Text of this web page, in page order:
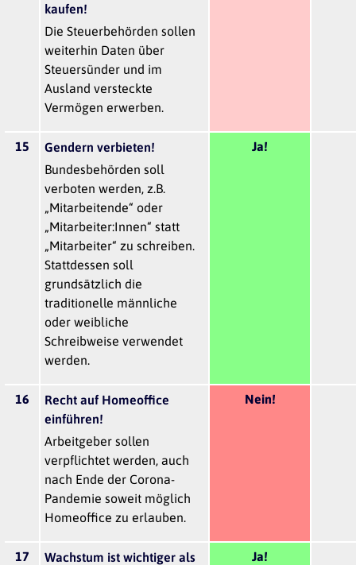
kaufen!
Die Steuerbehörden sollen
weiterhin Daten über
Steuersünder und im
Ausland versteckte
Vermögen erwerben.
15
Gendern verbieten!
Bundesbehörden soll
verboten werden, z.B.
„Mitarbeitende“ oder
„Mitarbeiter:Innen“ statt
„Mitarbeiter“ zu schreiben.
Stattdessen soll
grundsätzlich die
traditionelle männliche
oder weibliche
Schreibweise verwendet
werden.
Ja!
16
Recht auf Homeoffice
einführen!
Arbeitgeber sollen
verpflichtet werden, auch
nach Ende der Corona-
Pandemie soweit möglich
Homeoffice zu erlauben.
Nein!
17
Wachstum ist wichtiger als
Ja!